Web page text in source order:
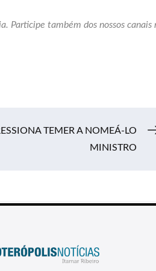
Participe também dos nossos canais
TEMER A NOMEÁ-LO
MINISTRO